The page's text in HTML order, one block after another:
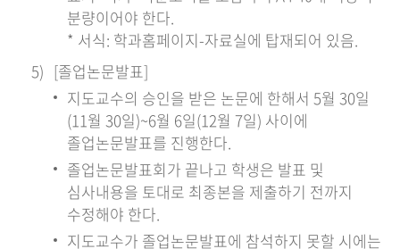
분량이어야 한다.
* 서식: 학과홈페이지-자료실에 탑재되어 있음.
[졸업논문발표]
지도교수의 승인을 받은 논문에 한해서 5월 30일
(11월 30일)~6월 6일(12월 7일) 사이에
졸업논문발표를 진행한다.
졸업논문발표회가 끝나고 학생은 발표 및
심사내용을 토대로 최종본을 제출하기 전까지
수정해야 한다.
지도교수가 졸업논문발표에 참석하지 못할 시에는